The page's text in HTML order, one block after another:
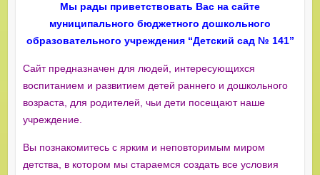
Мы рады приветствовать Вас на сайте
муниципального бюджетного дошкольного
образовательного учреждения “Детский сад № 141”
Сайт предназначен для людей, интересующихся
воспитанием и развитием детей раннего и дошкольного
возраста, для родителей, чьи дети посещают наше
учреждение.
Вы познакомитесь с ярким и неповторимым миром
детства, в котором мы стараемся создать все условия